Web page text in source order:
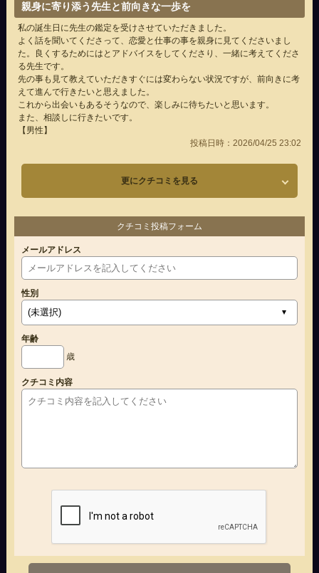
親身に寄り添う先生と前向きな一歩を
私の誕生日に先生の鑑定を受けさせていただきました。
よく話を聞いてくださって、恋愛と仕事の事を親身に見てくださいまし
た。良くするためにはとアドバイスをしてくださり、一緒に考えてくださ
る先生です。
先の事も見て教えていただきすぐには変わらない状況ですが、前向きに考
えて進んで行きたいと思えました。
これから出会いもあるそうなので、楽しみに待ちたいと思います。
また、相談しに行きたいです。
【男性】
投稿日時：2026/04/25 23:02
更にクチコミを見る
クチコミ投稿フォーム
メールアドレス
性別
年齢
歳
クチコミ内容